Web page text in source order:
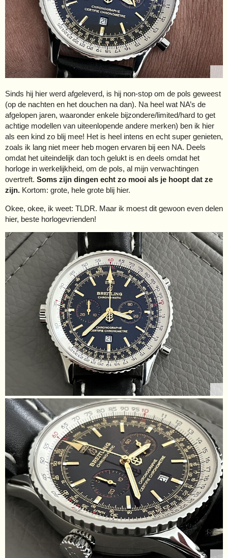
Sinds hij hier werd afgeleverd, is hij non-stop om de pols geweest
(op de nachten en het douchen na dan). Na heel wat NA’s de
afgelopen jaren, waaronder enkele bijzondere/limited/hard to get
achtige modellen van uiteenlopende andere merken) ben ik hier
als een kind zo blij mee! Het is heel intens en echt super genieten,
zoals ik lang niet meer heb mogen ervaren bij een NA. Deels
omdat het uiteindelijk dan toch gelukt is en deels omdat het
horloge in werkelijkheid, om de pols, al mijn verwachtingen
overtreft. Soms zijn dingen echt zo mooi als je hoopt dat ze
zijn. Kortom: grote, hele grote blij hier.
Okee, okee, ik weet: TLDR. Maar ik moest dit gewoon even delen
hier, beste horlogevrienden!